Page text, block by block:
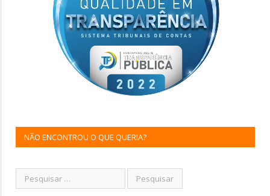
NÃO ENCONTROU O QUE QUERIA?